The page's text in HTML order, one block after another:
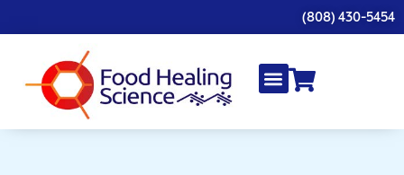
to
(808) 430-5454